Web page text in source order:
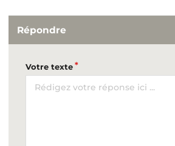
Répondre
Votre texte